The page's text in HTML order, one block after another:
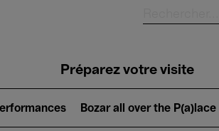
Préparez votre visite
Bozar all over the P(a)lace